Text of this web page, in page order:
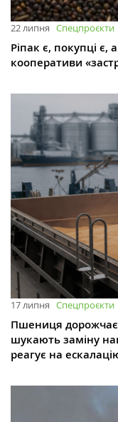
22 липня Спецпроєкти
Ріпак є, покупці є,
кооперативи
17 липня Спецпроєкти
Пшениця дорожчає
шукають заміну
реагує на